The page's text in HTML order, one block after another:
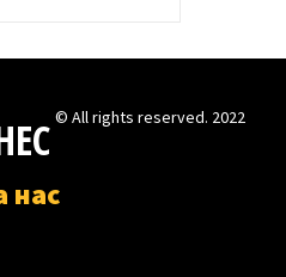
© All rights reserved. 2022
нас